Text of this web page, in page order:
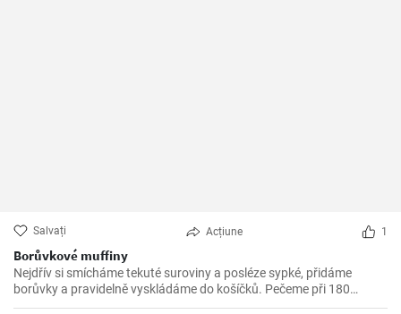
Salvați Acțiune 1
Borůvkové muffiny
Nejdřív si smícháme tekuté suroviny a posléze sypké, přidáme
borůvky a pravidelně vyskládáme do košíčků. Pečeme při 180
stupních 25 minut.